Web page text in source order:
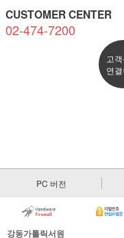
CUSTOMER CENTER
02-474-7200
고
연
PC 버전
강동가톨릭서원